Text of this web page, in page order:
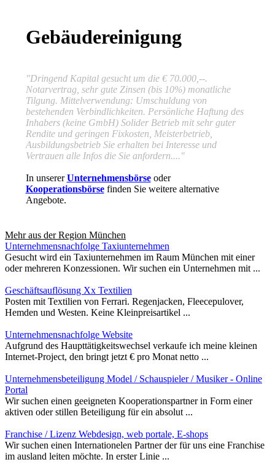
Gebäudereinigung
"Dringend Kapital gesucht um die € 70.000,--.
Notarvertrag, sehr gute Zinsen (bis 10%) monatliche
Tilgung. Mittelverwendung: Umschuldung von
bestehenden Verbindlichkeiten. Persönliche Haftung des
Inhabers (keine GmbH) Solider Betrieb mit sehr guter
Rendite und geringen Fixkosten, Meisterbetrieb,
Ausbildungsbetrieb Sie erhalten bei Interesse und
Vertrauen alle Infos die Sie anfordern...."
In unsererUnternehmensbörseoder
Kooperationsbörsefinden Sie weitere alternative
Angebote.
Mehr aus der Region München
Unternehmensnachfolge Taxiunternehmen
Gesucht wird ein Taxiunternehmen im Raum München mit einer
oder mehreren Konzessionen. Wir suchen ein Unternehmen mit ...
Geschäftsauflösung Xx Textilien
Posten mit Textilien von Ferrari. Regenjacken, Fleecepulover,
Hemden und Westen. Keine Kleinpreisartikel ...
Unternehmensnachfolge Website
Aufgrund des Haupttätigkeitswechsel verkaufe ich meine kleinen
Internet-Project, den bringt jetzt € pro Monat netto ...
Unternehmensbeteiligung Model / Schauspieler / Musiker - Online
Portal
Wir suchen einen geeigneten Kooperationspartner in Form einer
aktiven oder stillen Beteiligung für ein absolut ...
Franchise / Lizenz Webdesign, web portale, E-shops
Wir suchen einen Internationelen Partner der für uns eine Franchise
im ausland leiten möchte. In erster Linie ...